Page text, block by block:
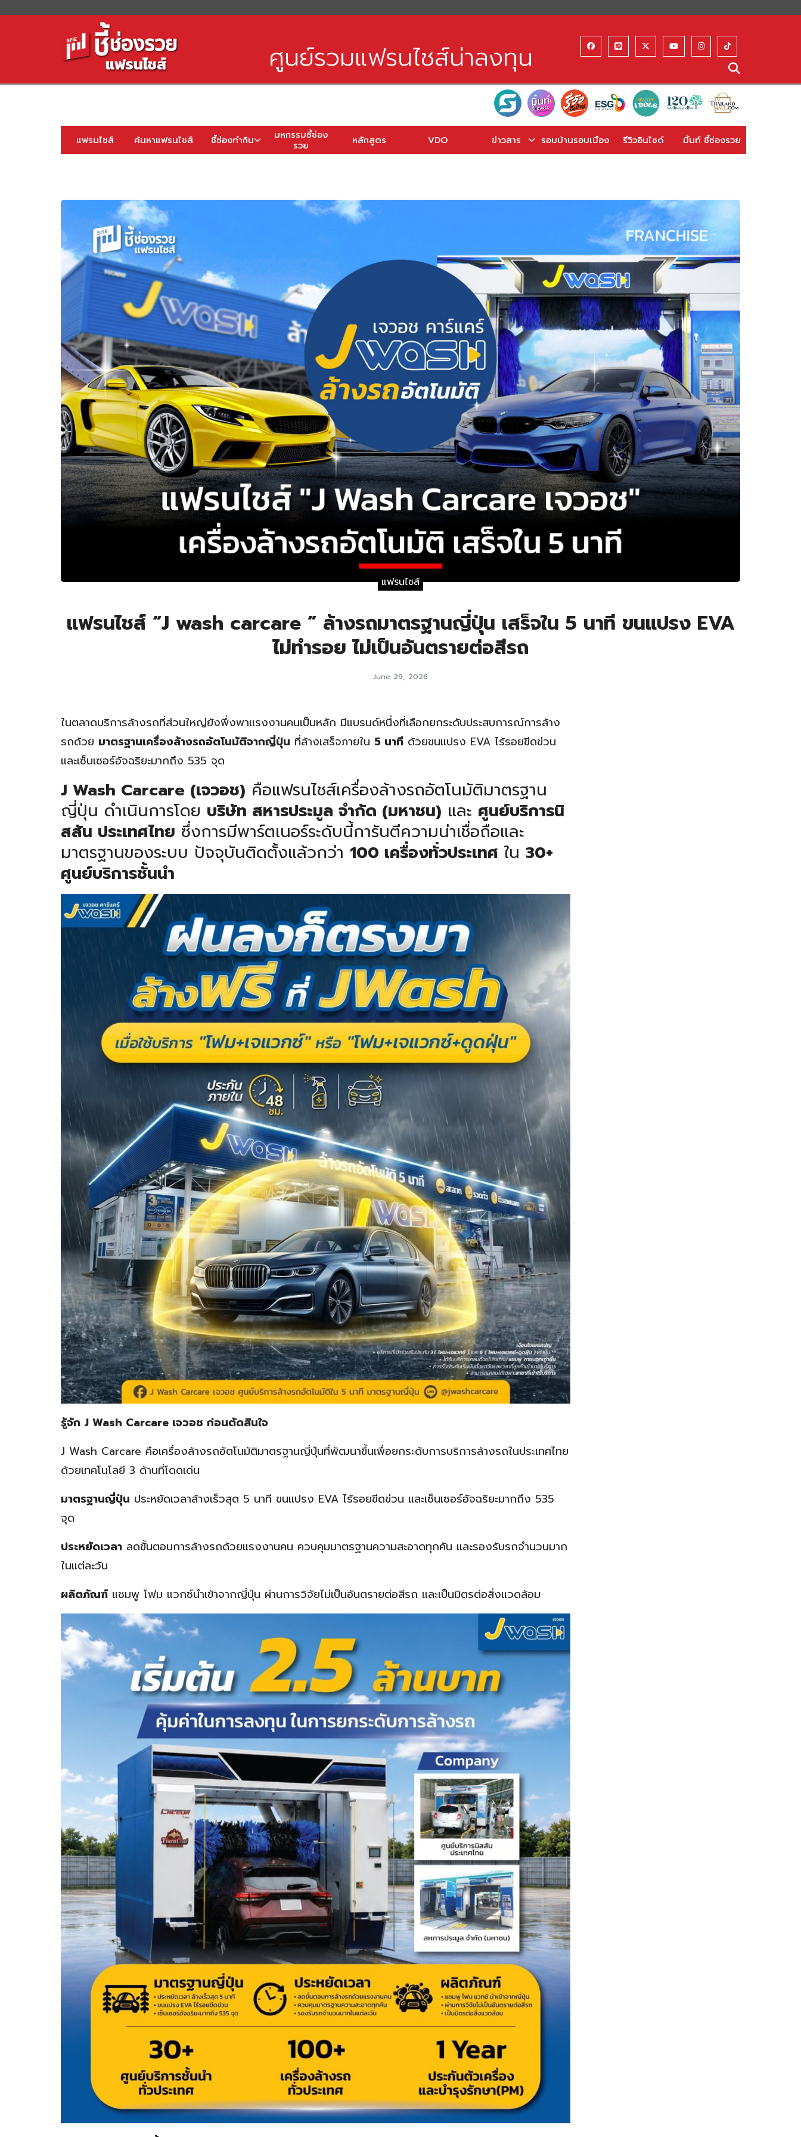
ศูนย์รวมแฟรนไชส์น่าลงทุน
แฟรนไชส์ ค้นหาแฟรนไชส์ ชี้ช่องทำกิน
มหกรรมชี้ช่อง
รวย
หลักสูตร VDO ข่าวสาร รอบบ้านรอบเมือง รีวิวอินไซด์ มิ้นท์ ชี้ช่องรวย
แฟรนไชส์
แฟรนไชส์ “J wash carcare ” ล้างรถมาตรฐานญี่ปุ่น เสร็จใน 5 นาที ขนแปรง EVA
ไม่ทำรอย ไม่เป็นอันตรายต่อสีรถ
June 29, 2026
ในตลาดบริการล้างรถที่ส่วนใหญ่ยังพึ่งพาแรงงานคนเป็นหลัก มีแบรนด์หนึ่งที่เลือกยกระดับประสบการณ์การล้าง
รถด้วย มาตรฐานเครื่องล้างรถอัตโนมัติจากญี่ปุ่น ที่ล้างเสร็จภายใน 5 นาที ด้วยขนแปรง EVA ไร้รอยขีดข่วน
และเซ็นเซอร์อัจฉริยะมากถึง 535 จุด
J Wash Carcare (เจวอช) คือแฟรนไชส์เครื่องล้างรถอัตโนมัติมาตรฐาน
ญี่ปุ่น ดำเนินการโดย บริษัท สหารประมูล จำกัด (มหาชน) และ ศูนย์บริการนิ
สสัน ประเทศไทย ซึ่งการมีพาร์ตเนอร์ระดับนี้การันตีความน่าเชื่อถือและ
มาตรฐานของระบบ ปัจจุบันติดตั้งแล้วกว่า 100 เครื่องทั่วประเทศ ใน 30+
ศูนย์บริการชั้นนำ
รู้จัก J Wash Carcare เจวอช ก่อนตัดสินใจ
J Wash Carcare คือเครื่องล้างรถอัตโนมัติมาตรฐานญี่ปุ่นที่พัฒนาขึ้นเพื่อยกระดับการบริการล้างรถในประเทศไทย
ด้วยเทคโนโลยี 3 ด้านที่โดดเด่น
มาตรฐานญี่ปุ่น ประหยัดเวลาล้างเร็วสุด 5 นาที ขนแปรง EVA ไร้รอยขีดข่วน และเซ็นเซอร์อัจฉริยะมากถึง 535
จุด
ประหยัดเวลา ลดขั้นตอนการล้างรถด้วยแรงงานคน ควบคุมมาตรฐานความสะอาดทุกคัน และรองรับรถจำนวนมาก
ในแต่ละวัน
ผลิตภัณฑ์ แชมพู โฟม แวกซ์นำเข้าจากญี่ปุ่น ผ่านการวิจัยไม่เป็นอันตรายต่อสีรถ และเป็นมิตรต่อสิ่งแวดล้อม